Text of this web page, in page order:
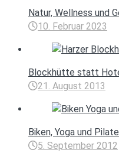
Natur, Wellness und
10. Februar 2023
Blockhütte statt
21. August 2013
Biken, Yoga und
5. September 2012